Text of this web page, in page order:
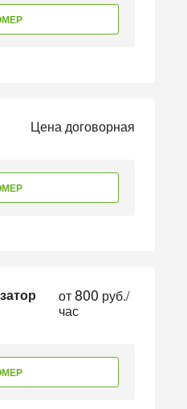
Цена договорная
от800 руб./
час